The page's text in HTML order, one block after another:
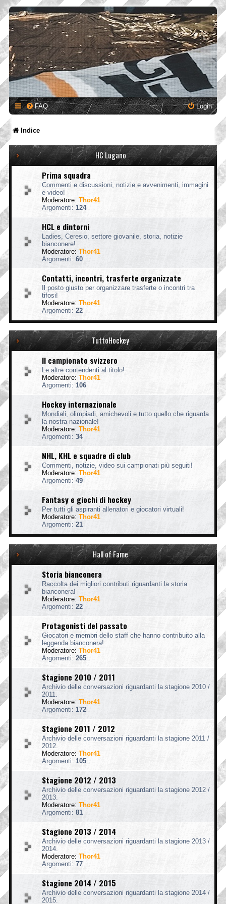
FAQ Login
Indice
HC Lugano
Prima squadra
Commenti e discussioni, notizie e avvenimenti, immagini
e video!
Moderatore: Thor41
Argomenti: 124
HCL e dintorni
Ladies, Ceresio, settore giovanile, storia, notizie
bianconere!
Moderatore: Thor41
Argomenti: 60
Contatti, incontri, trasferte organizzate
Il posto giusto per organizzare trasferte o incontri tra
tifosi!
Moderatore: Thor41
Argomenti: 22
TuttoHockey
Il campionato svizzero
Le altre contendenti al titolo!
Moderatore: Thor41
Argomenti: 106
Hockey internazionale
Mondiali, olimpiadi, amichevoli e tutto quello che riguarda
la nostra nazionale!
Moderatore: Thor41
Argomenti: 34
NHL, KHL e squadre di club
Commenti, notizie, video sui campionati più seguiti!
Moderatore: Thor41
Argomenti: 49
Fantasy e giochi di hockey
Per tutti gli aspiranti allenatori e giocatori virtuali!
Moderatore: Thor41
Argomenti: 21
Hall of Fame
Storia bianconera
Raccolta dei migliori contributi riguardanti la storia
bianconera!
Moderatore: Thor41
Argomenti: 22
Protagonisti del passato
Giocatori e membri dello staff che hanno contribuito alla
leggenda bianconera!
Moderatore: Thor41
Argomenti: 265
Stagione 2010 / 2011
Archivio delle conversazioni riguardanti la stagione 2010 /
2011.
Moderatore: Thor41
Argomenti: 172
Stagione 2011 / 2012
Archivio delle conversazioni riguardanti la stagione 2011 /
2012.
Moderatore: Thor41
Argomenti: 105
Stagione 2012 / 2013
Archivio delle conversazioni riguardanti la stagione 2012 /
2013.
Moderatore: Thor41
Argomenti: 81
Stagione 2013 / 2014
Archivio delle conversazioni riguardanti la stagione 2013 /
2014.
Moderatore: Thor41
Argomenti: 77
Stagione 2014 / 2015
Archivio delle conversazioni riguardanti la stagione 2014 /
2015.